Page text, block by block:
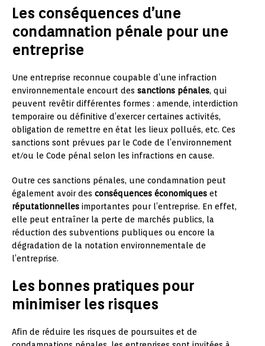
Les conséquences d’une
condamnation pénale pour une
entreprise
Une entreprise reconnue coupable d’une infraction
environnementale encourt des sanctions pénales, qui
peuvent revêtir différentes formes : amende, interdiction
temporaire ou définitive d’exercer certaines activités,
obligation de remettre en état les lieux pollués, etc. Ces
sanctions sont prévues par le Code de l’environnement
et/ou le Code pénal selon les infractions en cause.
Outre ces sanctions pénales, une condamnation peut
également avoir des conséquences économiques et
réputationnelles importantes pour l’entreprise. En effet,
elle peut entraîner la perte de marchés publics, la
réduction des subventions publiques ou encore la
dégradation de la notation environnementale de
l’entreprise.
Les bonnes pratiques pour
minimiser les risques
Afin de réduire les risques de poursuites et de